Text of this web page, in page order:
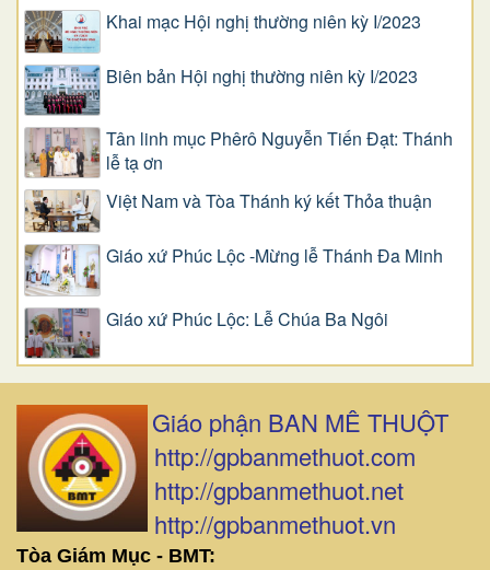
Khai mạc Hội nghị thường niên kỳ I/2023
Biên bản Hội nghị thường niên kỳ I/2023
Tân linh mục Phêrô Nguyễn Tiến Đạt: Thánh
lễ tạ ơn
Việt Nam và Tòa Thánh ký kết Thỏa thuận
Giáo xứ Phúc Lộc -Mừng lễ Thánh Đa Minh
Giáo xứ Phúc Lộc: Lễ Chúa Ba Ngôi
Giáo phận BAN MÊ THUỘT
http://gpbanmethuot.com
http://gpbanmethuot.net
http://gpbanmethuot.vn
Tòa Giám Mục - BMT: